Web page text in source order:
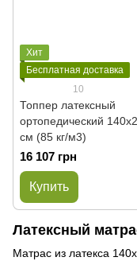
Хит
Бесплатная доставка
10
Топпер латексный
ортопедический
см (85 кг/м3)
16 107 грн
Купить
Латексный
Матрас из латекса